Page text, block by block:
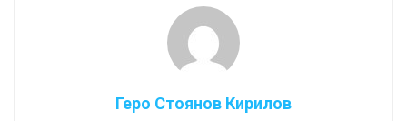
Геро Стоянов Кирилов